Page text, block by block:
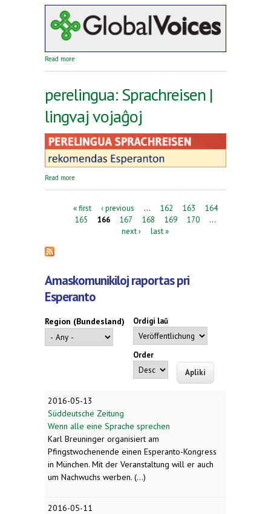
Read more
perelingua: Sprachreisen |
lingvaj vojaĝoj
Read more
Pages« first ‹ previous … 162 163
164
165
166 167 168 169 170
…
next ›
last »
Amaskomunikiloj raportas pri
Esperanto
Region (Bundesland) Ordigi laŭ
Order
2016-05-13
Süddeutsche Zeitung
Wenn alle eine Sprache sprechen
Karl Breuninger organisiert am
Pfingstwochenende einen Esperanto-Kongress
in München. Mit der Veranstaltung will er auch
um Nachwuchs werben. (...)
2016-05-11